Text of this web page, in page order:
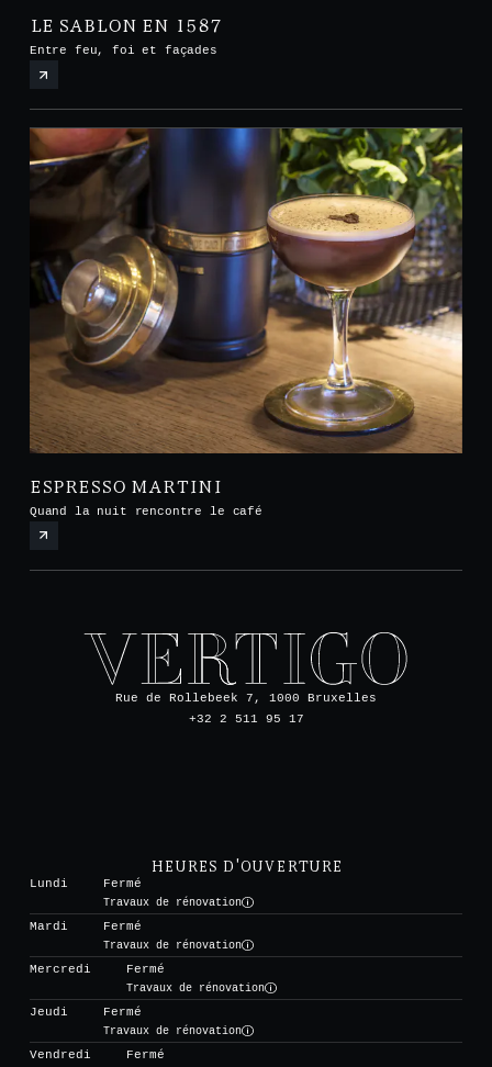
LE SABLON EN 1587
Entre feu, foi et façades
ESPRESSO MARTINI
Quand la nuit rencontre le café
Rue de Rollebeek 7, 1000 Bruxelles
+32 2 511 95 17
HEURES D'OUVERTURE
Lundi
Fermé
Travaux de rénovation
Mardi
Fermé
Travaux de rénovation
Mercredi
Fermé
Travaux de rénovation
Jeudi
Fermé
Travaux de rénovation
Vendredi
Fermé